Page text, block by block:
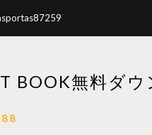
BOOK無料ダウ